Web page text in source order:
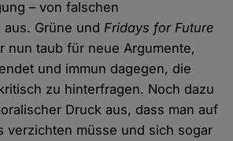
– von falschen
Grüne und Fridays for Future
nun taub für neue Argumente,
und immun dagegen, die
zu hinterfragen. Noch dazu
Druck aus, dass man auf
verzichten müsse und sich sogar